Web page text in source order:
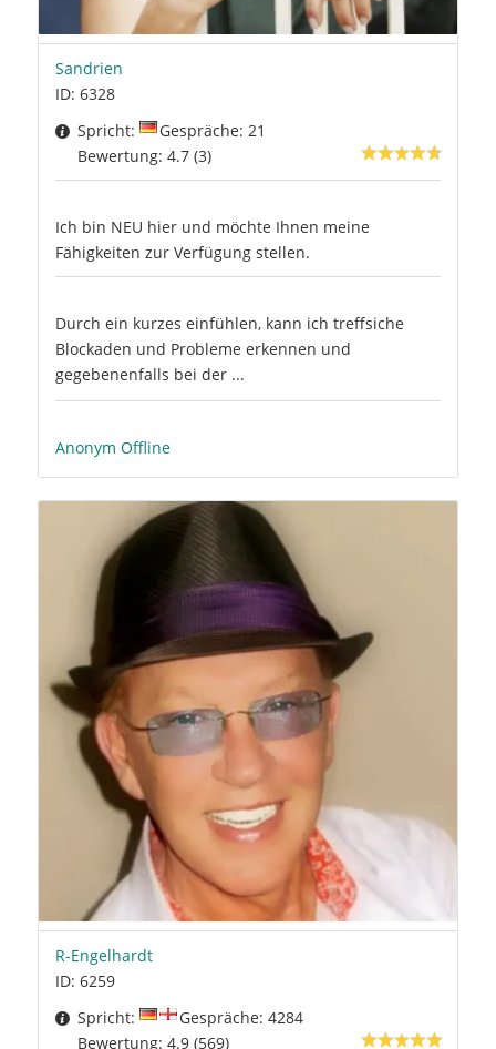
Sandrien
ID: 6328
Spricht:
Gespräche: 21
Bewertung: 4.7 (3)
Ich bin NEU hier und möchte Ihnen meine
Fähigkeiten zur Verfügung stellen.
Durch ein kurzes einfühlen, kann ich treffsiche
Blockaden und Probleme erkennen und
gegebenenfalls bei der ...
Anonym Offline
R-Engelhardt
ID: 6259
Spricht:
Gespräche: 4284
Bewertung: 4.9 (569)